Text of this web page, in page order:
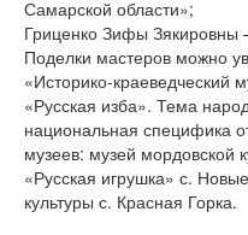
Самарской области»;
Гриценко Зифы Зякировны
Поделки мастеров можно
«Историко-краеведческий
«Русская изба». Тема
национальная специфика
музеев: музей мордовской
«Русская игрушка» с.
культуры с. Красная Горка.